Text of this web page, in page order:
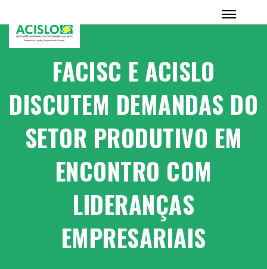
FACISC E ACISLO
DISCUTEM DEMANDAS DO
SETOR PRODUTIVO EM
ENCONTRO COM
LIDERANÇAS
EMPRESARIAIS